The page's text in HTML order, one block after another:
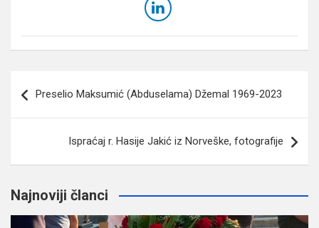
članaka
Preselio Maksumić (Abduselama) Džemal 1969-2023
Ispraćaj r. Hasije Jakić iz Norveške, fotografije
Najnoviji članci